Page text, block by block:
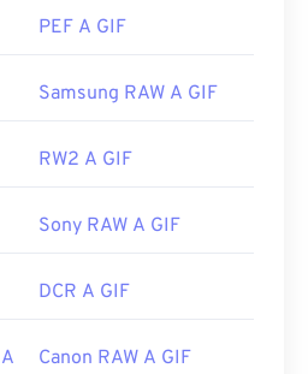
us/en/why-
utilizza i visualizzatori e
Inc.
wiki/GIF
PEF A GIF
Samsung RAW A GIF
RW2 A GIF
Sony RAW A GIF
DCR A GIF
Canon RAW A GIF